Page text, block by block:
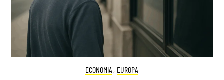
ECONOMIA , EUROPA